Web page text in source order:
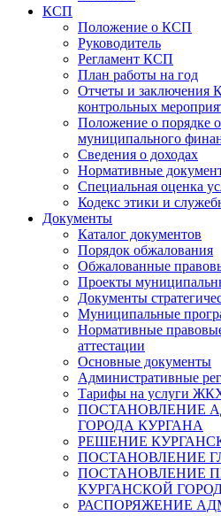
КСП
Положение о КСП
Руководитель
Регламент КСП
План работы на год
Отчеты и заключения
контрольных
Положение о порядке
муниципального
Сведения о доходах
Нормативные
Специальная оценка
Кодекс этики и
Документы
Каталог документов
Порядок обжалования
Обжалованные
Проекты
Документы
Муниципальные
Нормативные
аттестации
Основные документы
Административные
Тарифы на услуги
ПОСТАНОВЛЕНИЕ
ГОРОДА КУРГАНА
РЕШЕНИЕ
ПОСТАНОВЛЕНИЕ
ПОСТАНОВЛЕНИЕ
КУРГАНСКОЙ
РАСПОРЯЖЕНИЕ